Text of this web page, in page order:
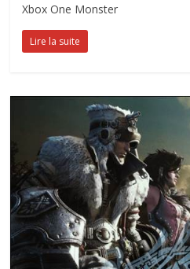
Xbox One Monster
Lire la suite